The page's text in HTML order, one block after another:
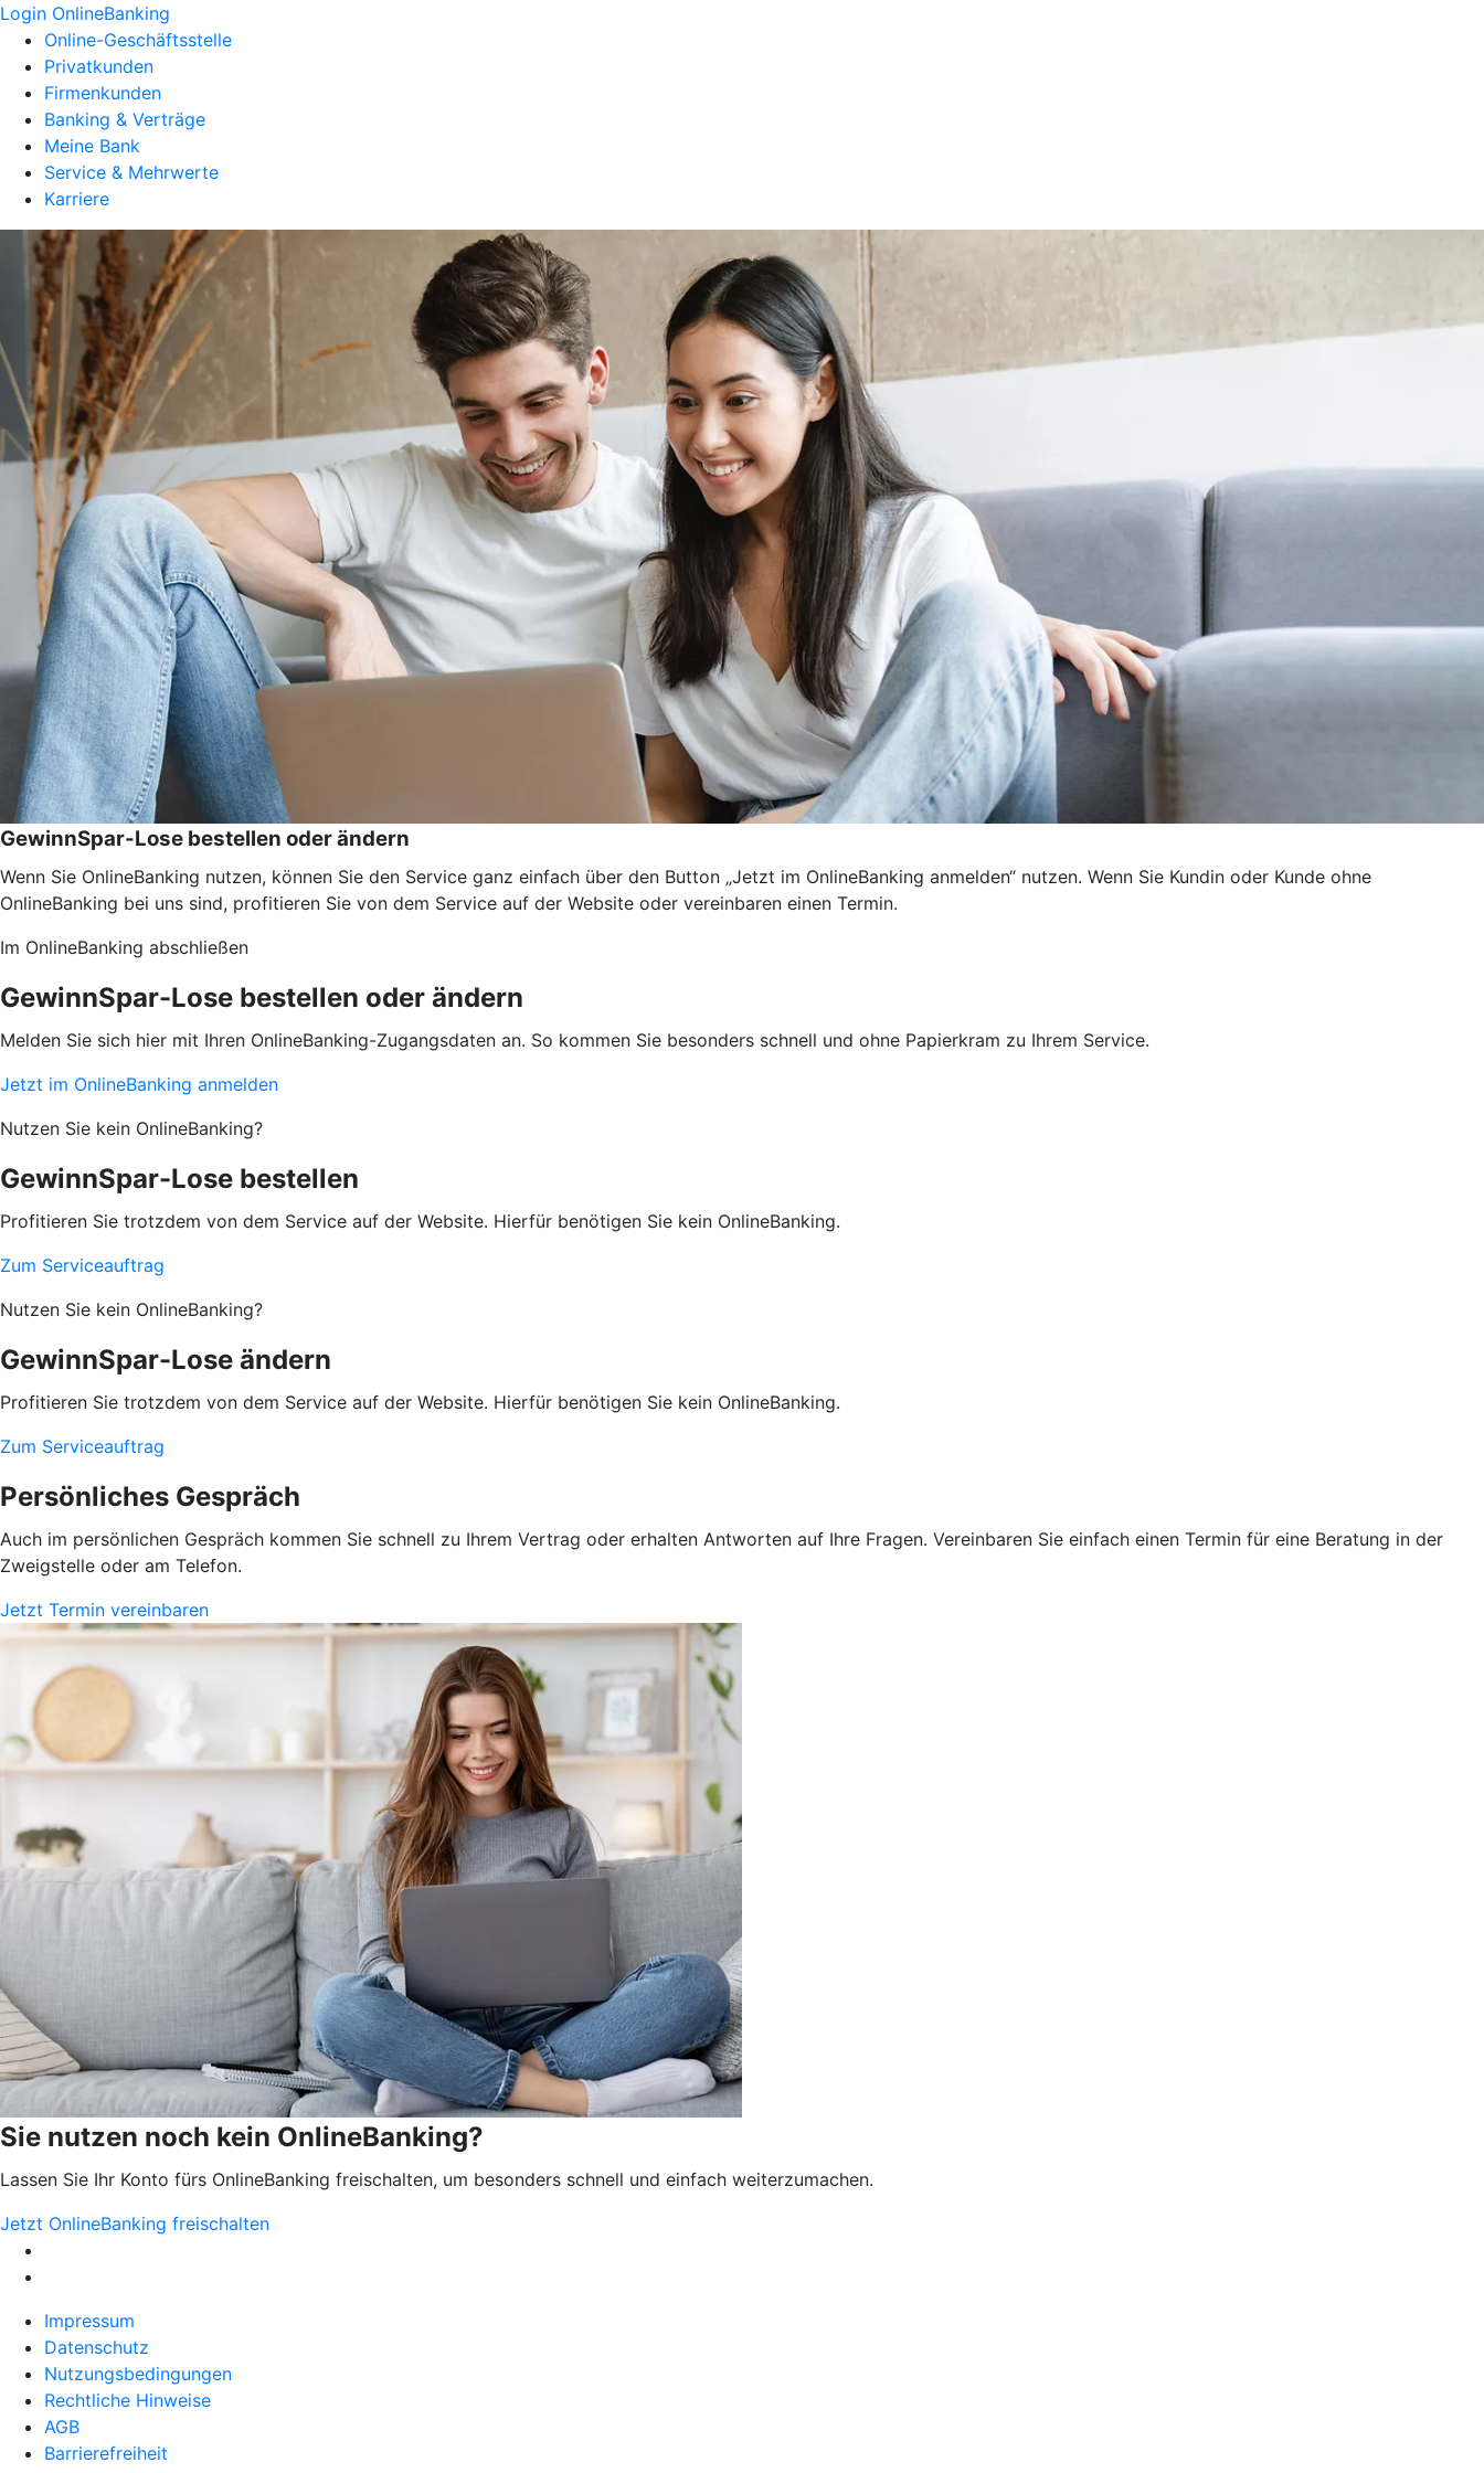
Login OnlineBanking
Online-Geschäftsstelle
Privatkunden
Firmenkunden
Banking & Verträge
Meine Bank
Service & Mehrwerte
Karriere
GewinnSpar-Lose bestellen oder ändern
Wenn Sie OnlineBanking nutzen, können Sie den Service ganz einfach über den Button „Jetzt im OnlineBanking anmelden“ nutzen. Wenn Sie Kundin oder Kunde ohne
OnlineBanking bei uns sind, profitieren Sie von dem Service auf der Website oder vereinbaren einen Termin.
Im OnlineBanking abschließen
GewinnSpar-Lose bestellen oder ändern
Melden Sie sich hier mit Ihren OnlineBanking-Zugangsdaten an. So kommen Sie besonders schnell und ohne Papierkram zu Ihrem Service.
Jetzt im OnlineBanking anmelden
Nutzen Sie kein OnlineBanking?
GewinnSpar-Lose bestellen
Profitieren Sie trotzdem von dem Service auf der Website. Hierfür benötigen Sie kein OnlineBanking.
Zum Serviceauftrag
Nutzen Sie kein OnlineBanking?
GewinnSpar-Lose ändern
Profitieren Sie trotzdem von dem Service auf der Website. Hierfür benötigen Sie kein OnlineBanking.
Zum Serviceauftrag
Persönliches Gespräch
Auch im persönlichen Gespräch kommen Sie schnell zu Ihrem Vertrag oder erhalten Antworten auf Ihre Fragen. Vereinbaren Sie einfach einen Termin für eine Beratung in der
Zweigstelle oder am Telefon.
Jetzt Termin vereinbaren
Sie nutzen noch kein OnlineBanking?
Lassen Sie Ihr Konto fürs OnlineBanking freischalten, um besonders schnell und einfach weiterzumachen.
Jetzt OnlineBanking freischalten
Impressum
Datenschutz
Nutzungsbedingungen
Rechtliche Hinweise
AGB
Barrierefreiheit